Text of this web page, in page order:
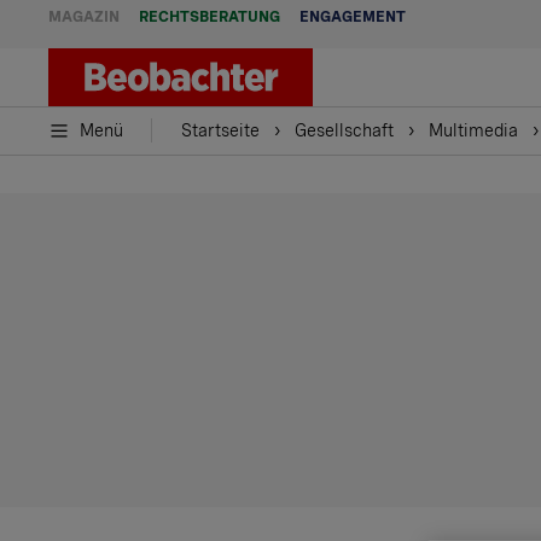
MAGAZIN RECHTSBERATUNG ENGAGEMENT
Menü Startseite Gesellschaft Multimedia